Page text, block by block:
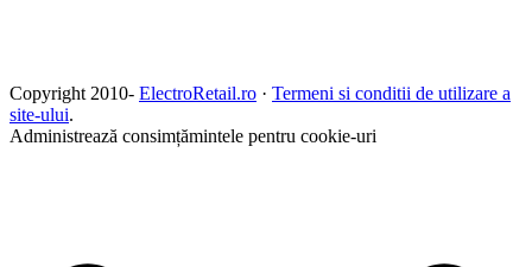
Copyright 2010- ElectroRetail.ro · Termeni si conditii de utilizare a
site-ului.
Administrează consimțămintele pentru cookie-uri